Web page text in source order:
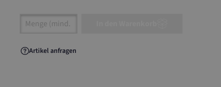
Artikel Anzahl: Gib den gewünschten Wert
Artikel anfragen